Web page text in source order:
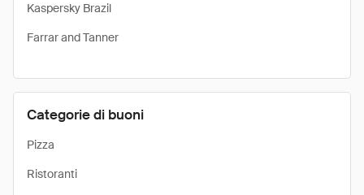
Kaspersky Brazil
Farrar and Tanner
Categorie di buoni
Pizza
Ristoranti